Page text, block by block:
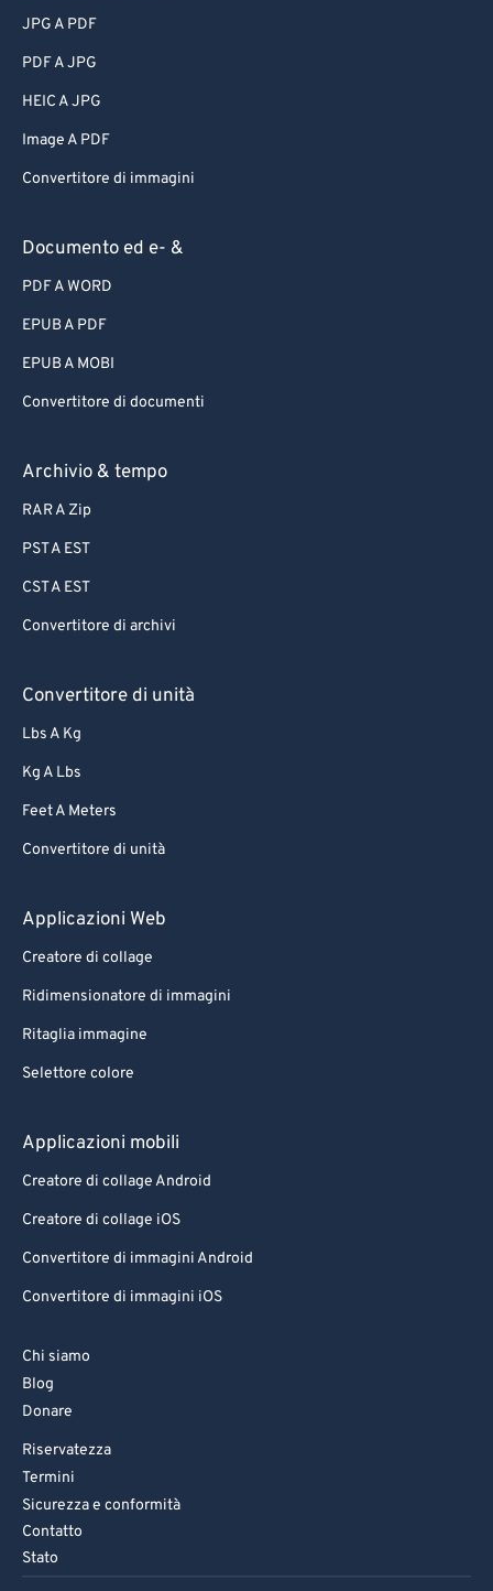
JPG A PDF
PDF A JPG
HEIC A JPG
Image A PDF
Convertitore di immagini
Documento ed e- &
PDF A WORD
EPUB A PDF
EPUB A MOBI
Convertitore di documenti
Archivio & tempo
RAR A Zip
PST A EST
CST A EST
Convertitore di archivi
Convertitore di unità
Lbs A Kg
Kg A Lbs
Feet A Meters
Convertitore di unità
Applicazioni Web
Creatore di collage
Ridimensionatore di immagini
Ritaglia immagine
Selettore colore
Applicazioni mobili
Creatore di collage Android
Creatore di collage iOS
Convertitore di immagini Android
Convertitore di immagini iOS
Chi siamo
Blog
Donare
Riservatezza
Termini
Sicurezza e conformità
Contatto
Stato